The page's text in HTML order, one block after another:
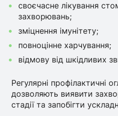
своєчасне лікування
захворювань;
зміцнення імунітету;
повноцінне харчування;
відмову від шкідливих
Регулярні профілактичні
дозволяють виявити
стадії та запобігти